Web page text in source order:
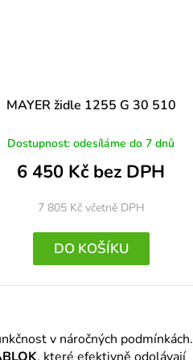
MAYER židle 1255 G 30 510
Dostupnost: odesíláme do 7 dnů
6 450 Kč bez DPH
7 805 Kč včetně DPH
DO KOŠÍKU
v náročných podmínkách.
, které efektivně odolávají